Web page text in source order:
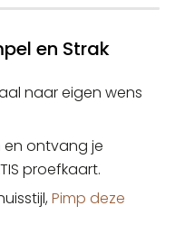
en Strak
naar eigen wens
en ontvang je
proefkaart.
Pimp deze